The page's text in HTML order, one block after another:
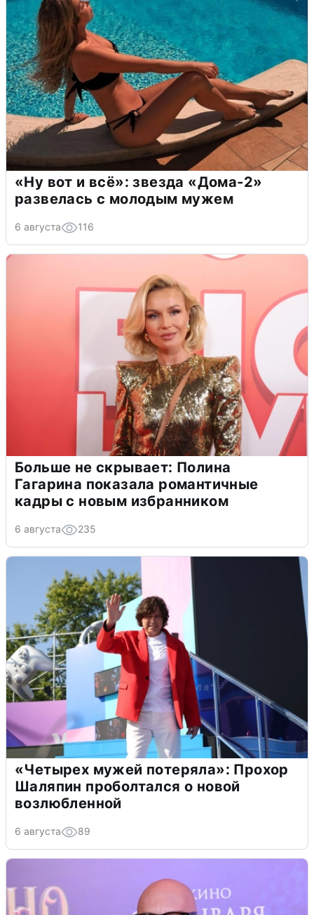
«Ну вот и всё»: звезда «Дома-2»
развелась с молодым мужем
6 августа 116
Больше не скрывает: Полина
Гагарина показала романтичные
кадры с новым избранником
6 августа 235
«Четырех мужей потеряла»: Прохор
Шаляпин проболтался о новой
возлюбленной
6 августа 89